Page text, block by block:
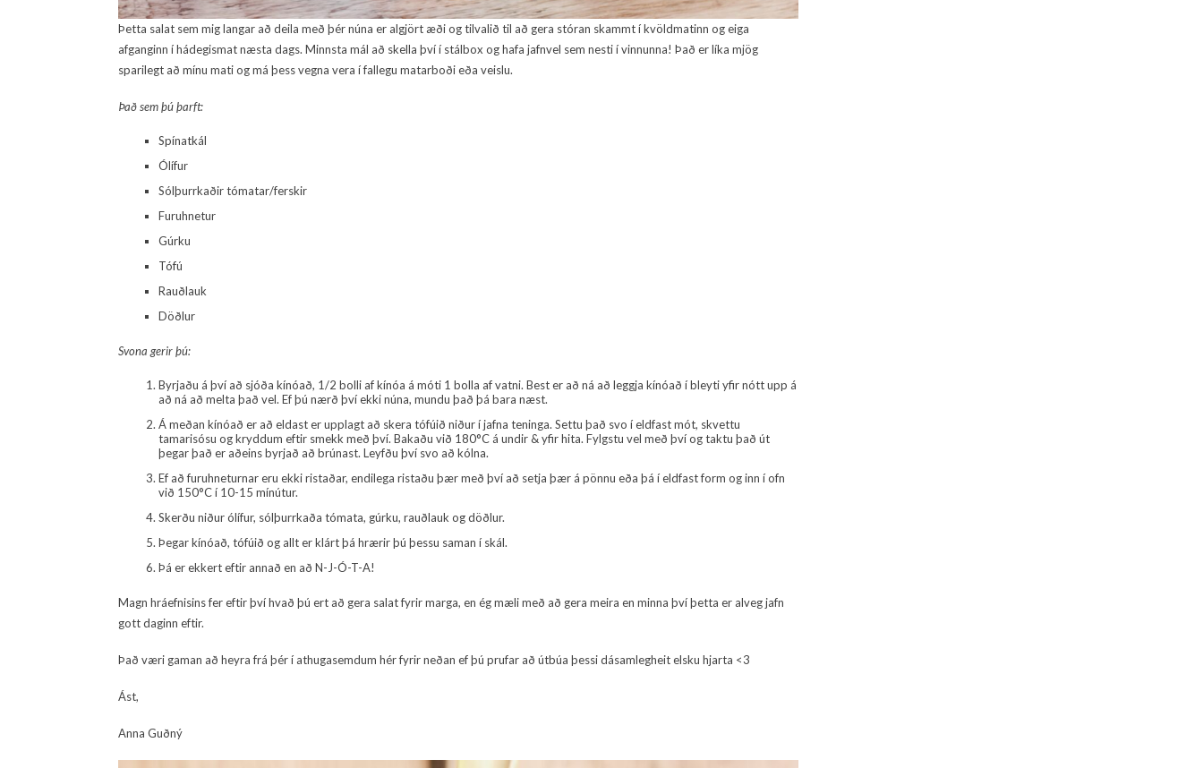
Þetta salat sem mig langar að deila með þér núna er algjört æði og tilvalið til að gera stóran skammt í kvöldmatinn og eiga
afganginn í hádegismat næsta dags. Minnsta mál að skella því í stálbox og hafa jafnvel sem nesti í vinnunna! Það er líka mjög
sparilegt að mínu mati og má þess vegna vera í fallegu matarboði eða veislu.
Það sem þú þarft:
Spínatkál
Ólífur
Sólþurrkaðir tómatar/ferskir
Furuhnetur
Gúrku
Tófú
Rauðlauk
Döðlur
Svona gerir þú:
Byrjaðu á því að sjóða kínóað, 1/2 bolli af kínóa á móti 1 bolla af vatni. Best er að ná að leggja kínóað í bleyti yfir nótt upp á
að ná að melta það vel. Ef þú nærð því ekki núna, mundu það þá bara næst.
Á meðan kínóað er að eldast er upplagt að skera tófúið niður í jafna teninga. Settu það svo í eldfast mót, skvettu
tamarisósu og kryddum eftir smekk með því. Bakaðu við 180°C á undir & yfir hita. Fylgstu vel með því og taktu það út
þegar það er aðeins byrjað að brúnast. Leyfðu því svo að kólna.
Ef að furuhneturnar eru ekki ristaðar, endilega ristaðu þær með því að setja þær á pönnu eða þá í eldfast form og inn í ofn
við 150°C í 10-15 mínútur.
Skerðu niður ólífur, sólþurrkaða tómata, gúrku, rauðlauk og döðlur.
Þegar kínóað, tófúið og allt er klárt þá hrærir þú þessu saman í skál.
Þá er ekkert eftir annað en að N-J-Ó-T-A!
Magn hráefnisins fer eftir því hvað þú ert að gera salat fyrir marga, en ég mæli með að gera meira en minna því þetta er alveg jafn
gott daginn eftir.
Það væri gaman að heyra frá þér í athugasemdum hér fyrir neðan ef þú prufar að útbúa þessi dásamlegheit elsku hjarta <3
Ást,
Anna Guðný